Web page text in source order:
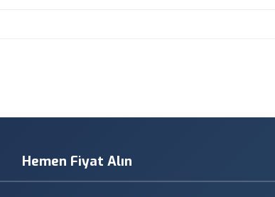
Hemen Fiyat Alın